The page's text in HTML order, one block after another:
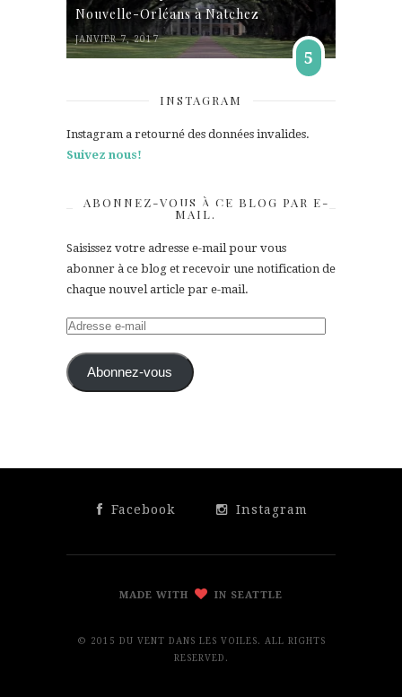
Nouvelle-Orléans à Natchez
JANVIER 7, 2017
5
INSTAGRAM
Instagram a retourné des données invalides.
Suivez nous!
ABONNEZ-VOUS À CE BLOG PAR E-
MAIL.
Saisissez votre adresse e-mail pour vous
abonner à ce blog et recevoir une notification de
chaque nouvel article par e-mail.
Adresse
mail Abonnez-vous
Facebook Instagram
MADE WITH IN SEATTLE
© 2015 DU VENT DANS LES VOILES. ALL RIGHTS
RESERVED.